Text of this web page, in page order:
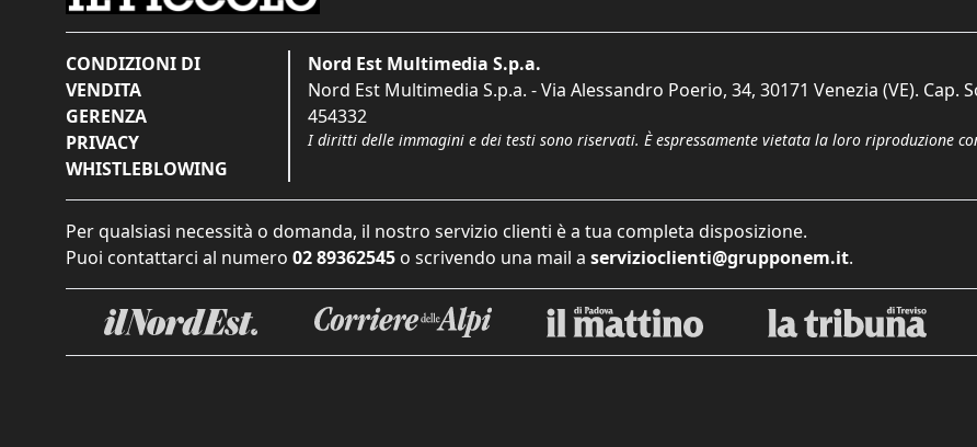
CONDIZIONI DI
VENDITA
GERENZA
PRIVACY
WHISTLEBLOWING
Nord Est Multimedia S.p.a.
Nord Est Multimedia S.p.a. - Via Alessandro Poerio, 34, 30171 Venezia (VE). Cap.
454332
I diritti delle immagini e dei testi sono riservati. È espressamente vietata la loro riproduzione
Per qualsiasi necessità o domanda, il nostro servizio clienti è a tua completa disposizione.
Puoi contattarci al numero 02 89362545 o scrivendo una mail a servizioclienti@grupponem.it.